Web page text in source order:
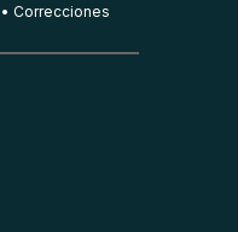
Correcciones